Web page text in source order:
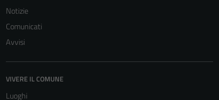
Notizie
Comunicati
Avvisi
VIVERE IL COMUNE
Luoghi